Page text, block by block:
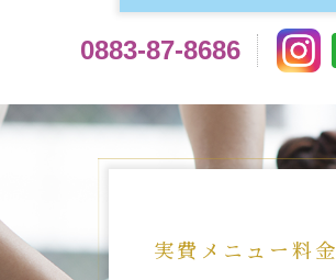
0883-87-8686
実費メニュー料金
交通事故によるケガでお悩みの方
機材紹介
お問い合わせ 実費メニュー料金